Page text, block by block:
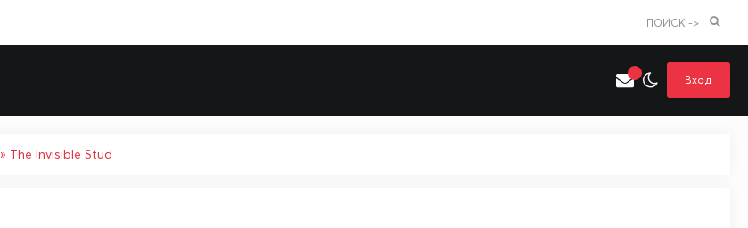
ПОИСК ->
Вход
» The Invisible Stud